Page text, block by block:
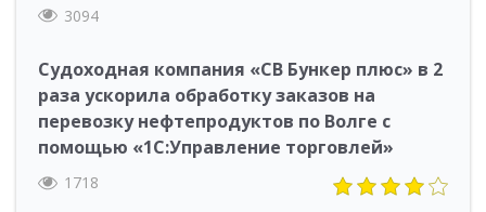
3094
Судоходная компания «СВ Бункер плюс» в 2
раза ускорила обработку заказов на
перевозку нефтепродуктов по Волге с
помощью «1С:Управление торговлей»
1718